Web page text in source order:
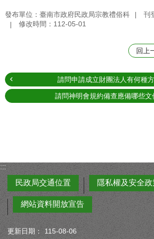
發布單位：臺南市政府民政局宗教禮俗科
刊
修改時間：112-05-01
回上
請問申請成立財團法人有何種
請問神明會規約備查應備哪些文
:::
民政局交通位置
隱私權及安全
網站資料開放宣告
更新日期： 115-08-06